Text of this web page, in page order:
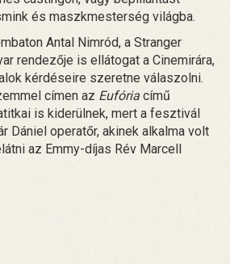
és maszkmesterség világba.
Antal Nimród, a Stranger
rendezője is ellátogat a Cinemirára,
kérdéseire szeretne válaszolni.
címen az Eufória című
is kiderülnek, mert a fesztivál
Dániel operatőr, akinek alkalma volt
az Emmy-díjas Rév Marcell